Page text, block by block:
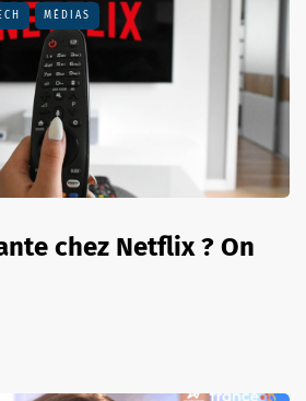
MÉDIAS
chez Netflix ? On